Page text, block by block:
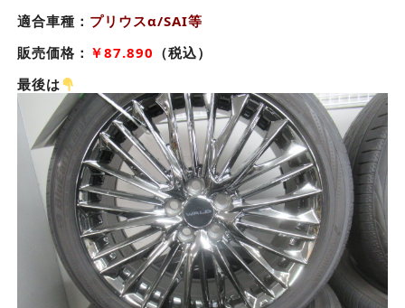
適合車種： プリウスα/SAI等
販売価格： ￥87.890 （税込）
最後は